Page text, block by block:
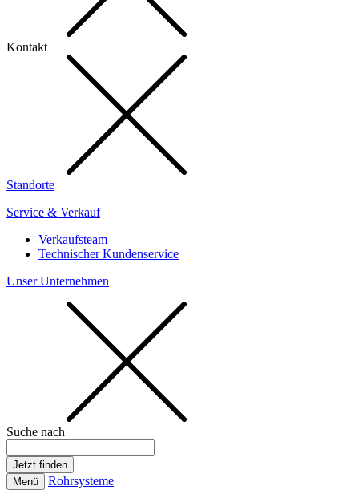
Kontakt
Standorte
Service & Verkauf
Verkaufsteam
Technischer Kundenservice
Unser Unternehmen
Suche nach
Menü Rohrsysteme